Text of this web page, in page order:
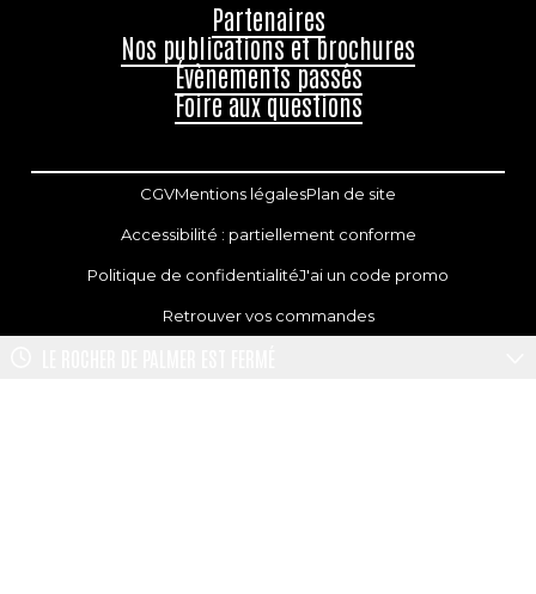
Partenaires
Nos publications et brochures
Évènements passés
Foire aux questions
CGVMentions légalesPlan de site
Accessibilité : partiellement conforme
Politique de confidentialitéJ'ai un code promo
Retrouver vos commandes